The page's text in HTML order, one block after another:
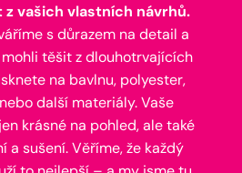
z vašich vlastních návrhů.
s důrazem na detail a
těšit z dlouhotrvajících
na bavlnu, polyester,
další materiály. Vaše
krásné na pohled, ale také
a sušení. Věříme, že každý